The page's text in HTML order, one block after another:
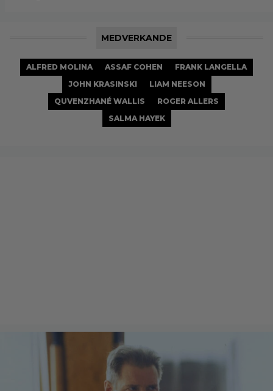
MEDVERKANDE
ALFRED MOLINA ASSAF COHEN
FRANK LANGELLA
JOHN KRASINSKI
LIAM NEESON
QUVENZHANÉ WALLIS
ROGER ALLERS
SALMA HAYEK